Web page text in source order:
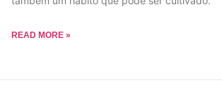
READ MORE »